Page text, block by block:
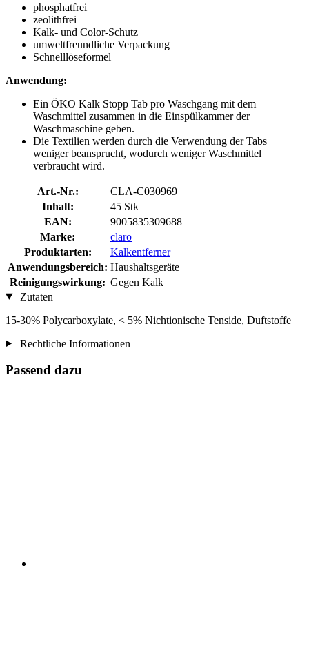
phosphatfrei
zeolithfrei
Kalk- und Color-Schutz
umweltfreundliche Verpackung
Schnelllöseformel
Anwendung:
Ein ÖKO Kalk Stopp Tab pro Waschgang mit dem
Waschmittel zusammen in die Einspülkammer der
Waschmaschine geben.
Die Textilien werden durch die Verwendung der Tabs
weniger beansprucht, wodurch weniger Waschmittel
verbraucht wird.
Art.-Nr.:
CLA-C030969
Inhalt:
45 Stk
EAN:
9005835309688
Marke:
claro
Produktarten:
Kalkentferner
Anwendungsbereich: Haushaltsgeräte
Reinigungswirkung: Gegen Kalk
Zutaten
15-30% Polycarboxylate, < 5% Nichtionische Tenside, Duftstoffe
Rechtliche Informationen
Passend dazu